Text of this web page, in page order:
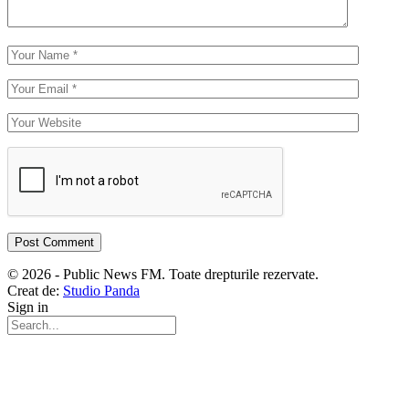
© 2026 - Public News FM. Toate drepturile rezervate.
Creat de: Studio Panda
Sign in